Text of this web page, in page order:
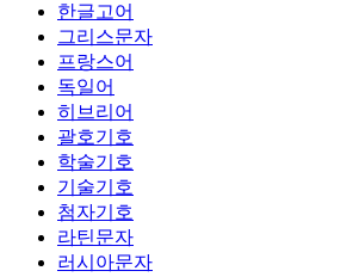
한글고어
그리스문자
프랑스어
독일어
히브리어
괄호기호
학술기호
기술기호
첨자기호
라틴문자
러시아문자